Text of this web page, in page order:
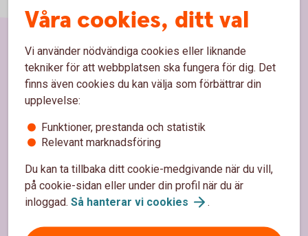
Våra cookies, ditt val
Vi använder nödvändiga cookies eller liknande
tekniker för att webbplatsen ska fungera för dig. Det
finns även cookies du kan välja som förbättrar din
upplevelse:
Funktioner, prestanda och statistik
Relevant marknadsföring
Du kan ta tillbaka ditt cookie-medgivande när du vill,
på cookie-sidan eller under din profil när du är
inloggad. Så hanterar vi cookies .
Sidfot
Hitta snabbt
Kundservice
Spärrhjälp
Bli kund
Priser, räntor och kurser